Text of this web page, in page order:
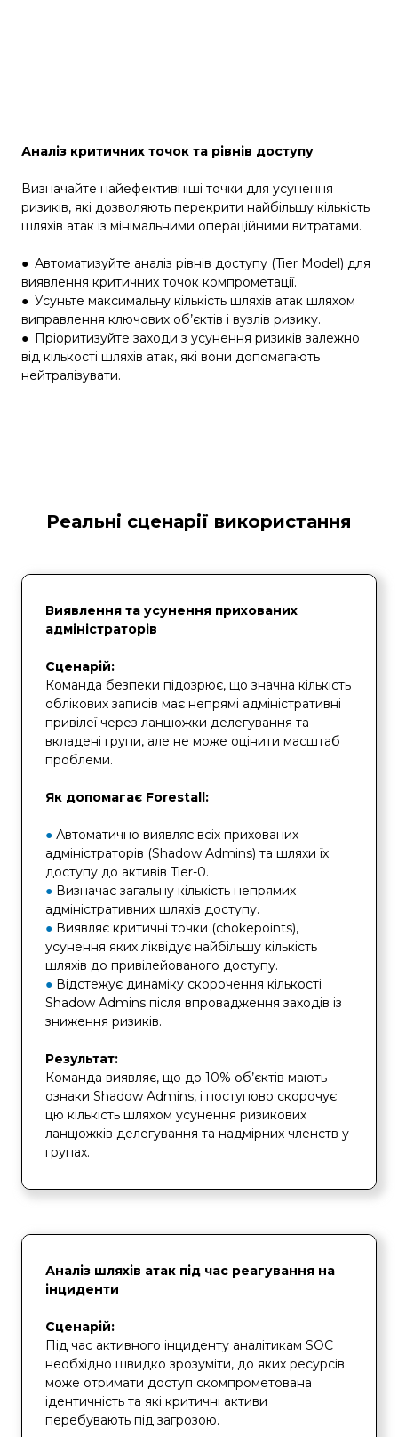
Аналіз критичних точок та рівнів доступу
Визначайте найефективніші точки для усунення
ризиків, які дозволяють перекрити найбільшу кількість
шляхів атак із мінімальними операційними витратами.
● Автоматизуйте аналіз рівнів доступу (Tier Model) для
виявлення критичних точок компрометації.
● Усуньте максимальну кількість шляхів атак шляхом
виправлення ключових об’єктів і вузлів ризику.
● Пріоритизуйте заходи з усунення ризиків залежно
від кількості шляхів атак, які вони допомагають
нейтралізувати.
Реальні сценарії використання
Виявлення та усунення прихованих
адміністраторів
Сценарій:
Команда безпеки підозрює, що значна кількість
облікових записів має непрямі адміністративні
привілеї через ланцюжки делегування та
вкладені групи, але не може оцінити масштаб
проблеми.
Як допомагає Forestall:
● Автоматично виявляє всіх прихованих
адміністраторів (Shadow Admins) та шляхи їх
доступу до активів Tier-0.
● Визначає загальну кількість непрямих
адміністративних шляхів доступу.
● Виявляє критичні точки (chokepoints),
усунення яких ліквідує найбільшу кількість
шляхів до привілейованого доступу.
● Відстежує динаміку скорочення кількості
Shadow Admins після впровадження заходів із
зниження ризиків.
Результат:
Команда виявляє, що до 10% об’єктів мають
ознаки Shadow Admins, і поступово скорочує
цю кількість шляхом усунення ризикових
ланцюжків делегування та надмірних членств у
групах.
Аналіз шляхів атак під час реагування на
інциденти
Сценарій:
Під час активного інциденту аналітикам SOC
необхідно швидко зрозуміти, до яких ресурсів
може отримати доступ скомпрометована
ідентичність та які критичні активи
перебувають під загрозою.